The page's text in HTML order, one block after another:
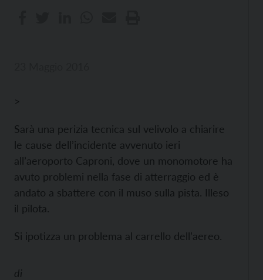
>
Sarà una perizia tecnica sul velivolo a chiarire
le cause dell’incidente avvenuto ieri
all’aeroporto Caproni, dove un monomotore ha
avuto problemi nella fase di atterraggio ed è
andato a sbattere con il muso sulla pista. Illeso
il pilota.
Si ipotizza un problema al carrello dell’aereo.
di